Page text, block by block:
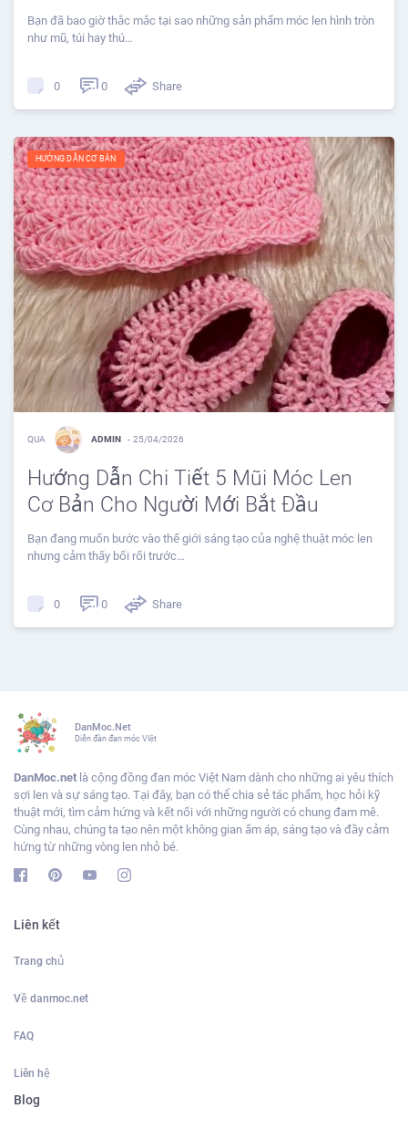
Bạn đã bao giờ thắc mắc tại sao những sản phẩm móc len hình tròn
như mũ, túi hay thú…
0 0 Share
HƯỚNG DẪN CƠ BẢN
QUA ADMIN - 25/04/2026
Hướng Dẫn Chi Tiết 5 Mũi Móc Len
Cơ Bản Cho Người Mới Bắt Đầu
Bạn đang muốn bước vào thế giới sáng tạo của nghệ thuật móc len
nhưng cảm thấy bối rối trước…
0 0 Share
DanMoc.Net
Diễn đàn đan móc VIệt
DanMoc.net là cộng đồng đan móc Việt Nam dành cho những ai yêu thích
sợi len và sự sáng tạo. Tại đây, bạn có thể chia sẻ tác phẩm, học hỏi kỹ
thuật mới, tìm cảm hứng và kết nối với những người có chung đam mê.
Cùng nhau, chúng ta tạo nên một không gian ấm áp, sáng tạo và đầy cảm
hứng từ những vòng len nhỏ bé.
Liên kết
Trang chủ
Về danmoc.net
FAQ
Liên hệ
Blog